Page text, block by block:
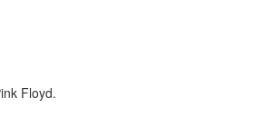
Floyd.